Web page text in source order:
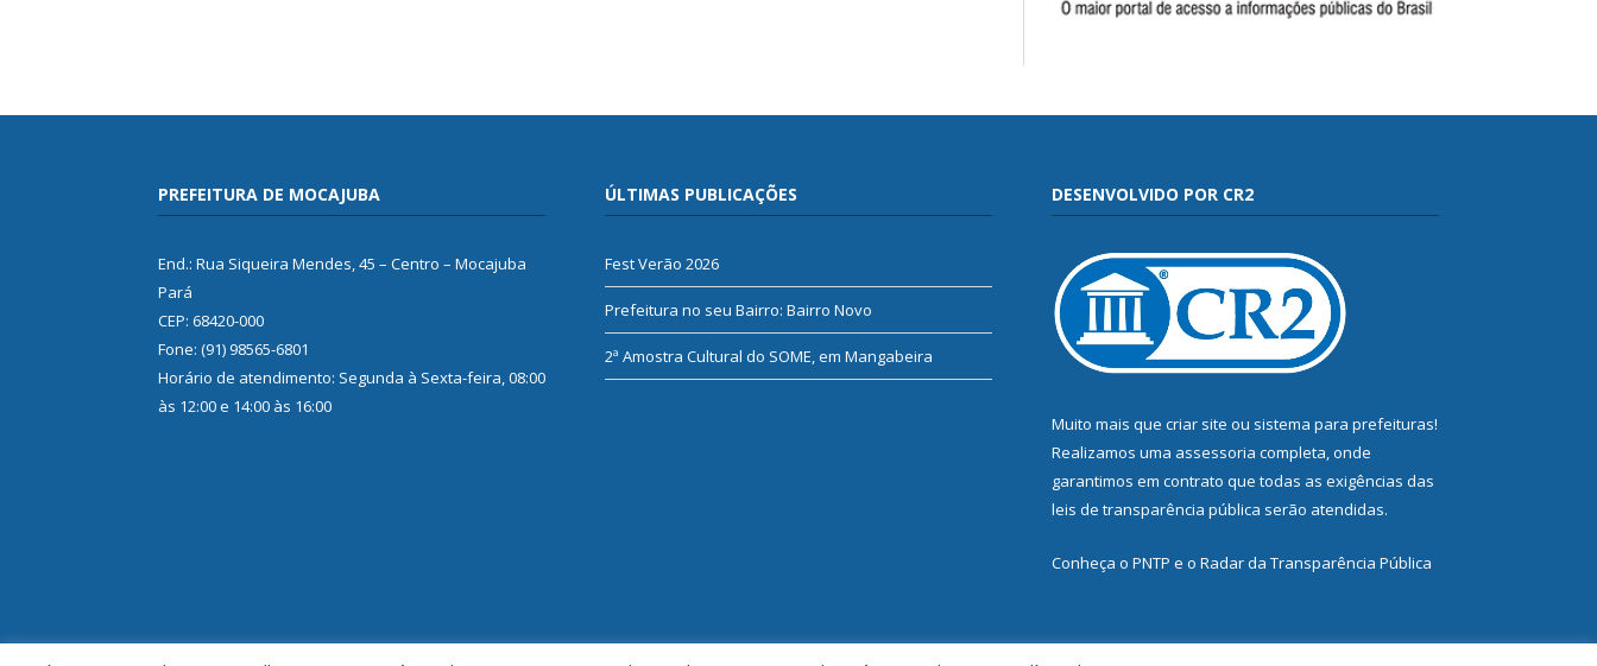
PREFEITURA DE MOCAJUBA
End.: Rua Siqueira Mendes, 45 – Centro – Mocajuba
Pará
CEP: 68420-000
Fone: (91) 98565-6801
Horário de atendimento: Segunda à Sexta-feira, 08:00
às 12:00 e 14:00 às 16:00
ÚLTIMAS PUBLICAÇÕES
Fest Verão 2026
Prefeitura no seu Bairro: Bairro Novo
2ª Amostra Cultural do SOME, em Mangabeira
DESENVOLVIDO POR CR2
Muito mais que criar site ou sistema para prefeituras!
Realizamos uma assessoria completa, onde
garantimos em contrato que todas as exigências das
leis de transparência pública serão atendidas.
Conheça o PNTP e o Radar da Transparência Pública